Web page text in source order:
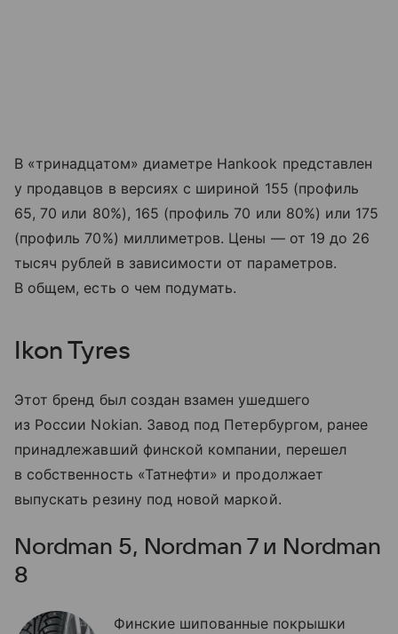
В «тринадцатом» диаметре Hankook представлен
у продавцов в версиях с шириной 155 (профиль
65, 70 или 80%), 165 (профиль 70 или 80%) или 175
(профиль 70%) миллиметров. Цены — от 19 до 26
тысяч рублей в зависимости от параметров.
В общем, есть о чем подумать.
Ikon Tyres
Этот бренд был создан взамен ушедшего
из России Nokian. Завод под Петербургом, ранее
принадлежавший финской компании, перешел
в собственность «Татнефти» и продолжает
выпускать резину под новой маркой.
Nordman 5, Nordman 7 и Nordman
8
Финские шипованные покрышки